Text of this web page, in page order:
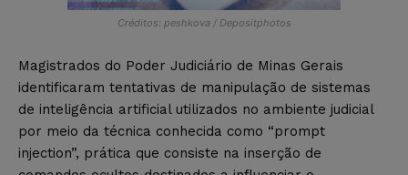
Créditos: peshkova / Depositphotos
Magistrados do Poder Judiciário de Minas Gerais
identificaram tentativas de manipulação de sistemas
de inteligência artificial utilizados no ambiente judicial
por meio da técnica conhecida como “prompt
injection”, prática que consiste na inserção de